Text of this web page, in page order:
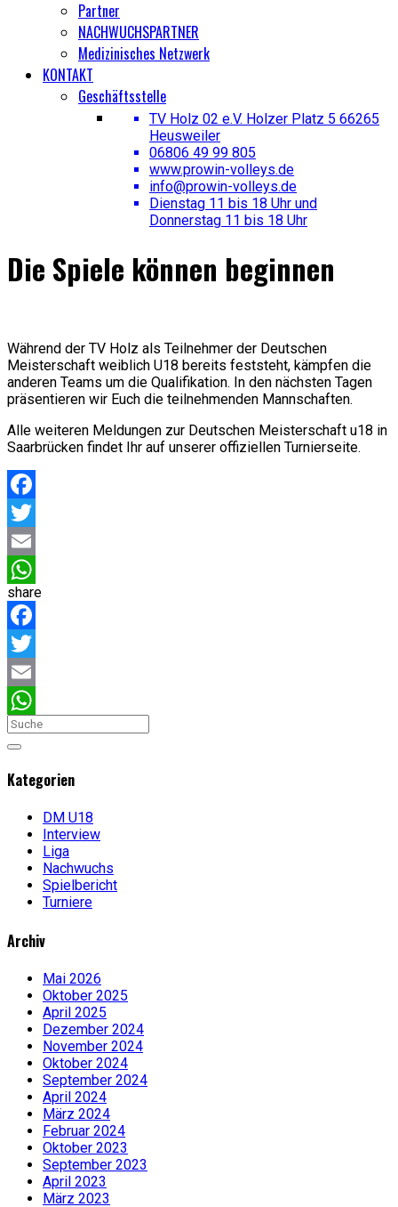
Partner
NACHWUCHSPARTNER
Medizinisches Netzwerk
KONTAKT
Geschäftsstelle
TV Holz 02 e.V. Holzer Platz 5 66265
Heusweiler
06806 49 99 805
www.prowin-volleys.de
info@prowin-volleys.de
Dienstag 11 bis 18 Uhr und
Donnerstag 11 bis 18 Uhr
Die Spiele können beginnen
Während der TV Holz als Teilnehmer der Deutschen
Meisterschaft weiblich U18 bereits feststeht, kämpfen die
anderen Teams um die Qualifikation. In den nächsten Tagen
präsentieren wir Euch die teilnehmenden Mannschaften.
Alle weiteren Meldungen zur Deutschen Meisterschaft u18 in
Saarbrücken findet Ihr auf unserer offiziellen Turnierseite.
Facebook
Twitter
Email
WhatsApp
share
Facebook
Twitter
Email
WhatsApp
Kategorien
DM U18
Interview
Liga
Nachwuchs
Spielbericht
Turniere
Archiv
Mai 2026
Oktober 2025
April 2025
Dezember 2024
November 2024
Oktober 2024
September 2024
April 2024
März 2024
Februar 2024
Oktober 2023
September 2023
April 2023
März 2023